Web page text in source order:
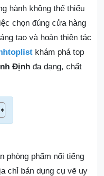
hành không thể thiếu
chọn đúng cửa hàng
tạo và hoàn thiện tác
khám phá top
Định đa dạng, chất
phòng phẩm nổi tiếng
chỉ bán dụng cụ vẽ uy